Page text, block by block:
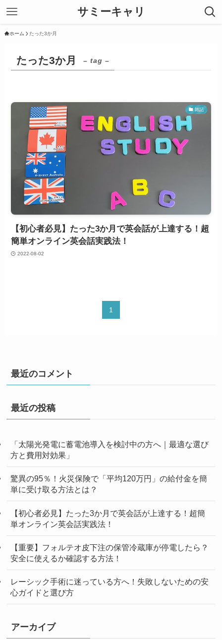
サミーキャリ
ホーム たった3か月
たった3か月 – tag –
雑記
【初心者必見】たった3か月で英会話が上達する！超
簡単オンライン英会話実践法！
2022-08-02
1
最近のコメント
最近の投稿
「太陽光発電に蓄電池導入を検討中の方へ｜最適な選び
方と費用対効果」
驚異の95％！火災保険で「平均120万円」の給付金を簡
単に受け取る方法とは？
【初心者必見】たった3か月で英会話が上達する！超簡
単オンライン英会話実践法！
【重要】フォルテオ皮下注の保管冷蔵庫が停電したら？
安全に使えるか確認する方法！
レーシック手術に迷っている方へ！失敗しないための安
心ガイドと選び方
アーカイブ